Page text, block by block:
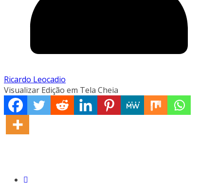
Ricardo Leocadio
Visualizar Edição em Tela Cheia